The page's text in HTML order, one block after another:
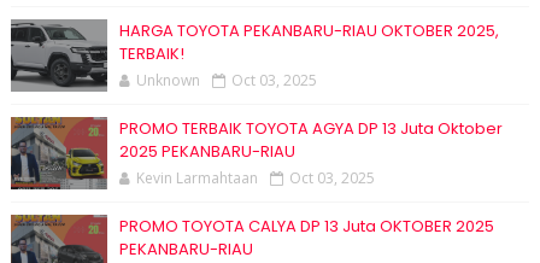
HARGA TOYOTA PEKANBARU-RIAU OKTOBER 2025,
TERBAIK!
Unknown Oct 03, 2025
PROMO TERBAIK TOYOTA AGYA DP 13 Juta Oktober
2025 PEKANBARU-RIAU
Kevin Larmahtaan Oct 03, 2025
PROMO TOYOTA CALYA DP 13 Juta OKTOBER 2025
PEKANBARU-RIAU